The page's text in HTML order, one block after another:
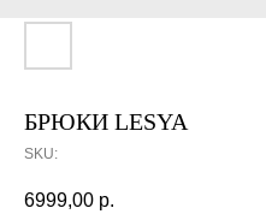
БРЮКИ LESYA
SKU:
6999,00 р.